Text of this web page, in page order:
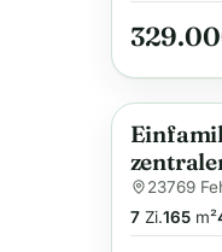
Anzeige
23769
7Zi.165m²